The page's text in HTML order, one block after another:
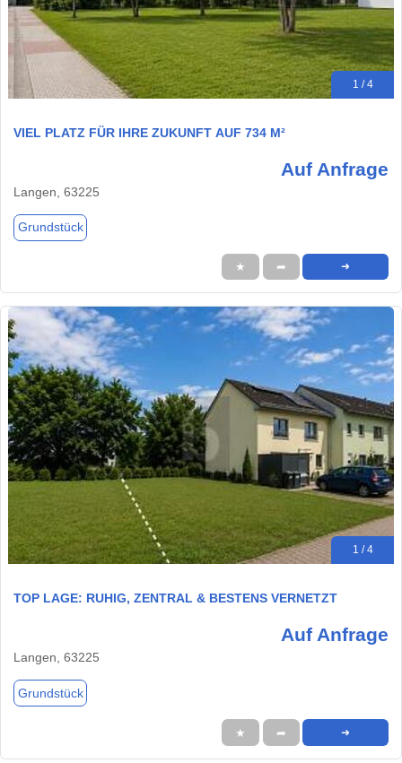
1 / 4
VIEL PLATZ FÜR IHRE ZUKUNFT AUF 734 M²
Auf Anfrage
Langen, 63225
Grundstück
★ ➦ ➜
1 / 4
TOP LAGE: RUHIG, ZENTRAL & BESTENS VERNETZT
Auf Anfrage
Langen, 63225
Grundstück
★ ➦ ➜